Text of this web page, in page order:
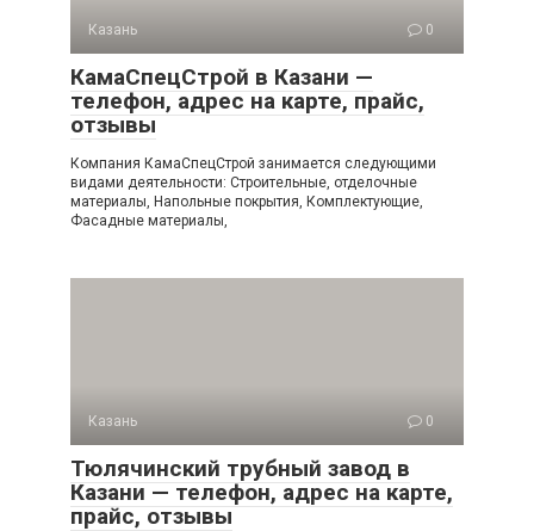
Казань 0
КамаСпецСтрой в Казани —
телефон, адрес на карте, прайс,
отзывы
Компания КамаСпецСтрой занимается следующими
видами деятельности: Строительные, отделочные
материалы, Напольные покрытия, Комплектующие,
Фасадные материалы,
Казань 0
Тюлячинский трубный завод в
Казани — телефон, адрес на карте,
прайс, отзывы